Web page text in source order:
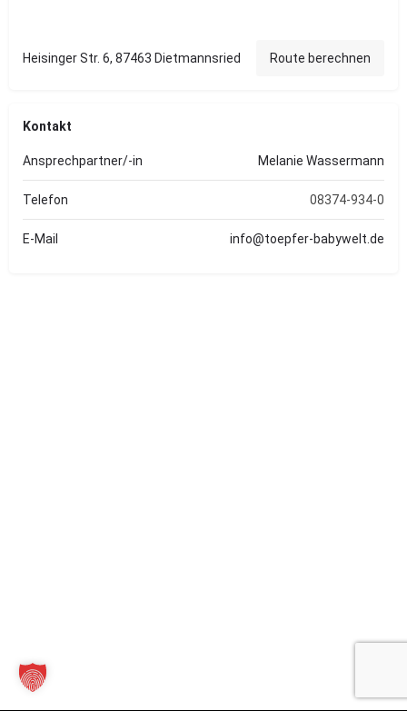
Heisinger Str. 6, 87463 Dietmannsried Route berechnen
Kontakt
Ansprechpartner/-in Melanie Wassermann
Telefon 08374-934-0
E-Mail info@toepfer-babywelt.de